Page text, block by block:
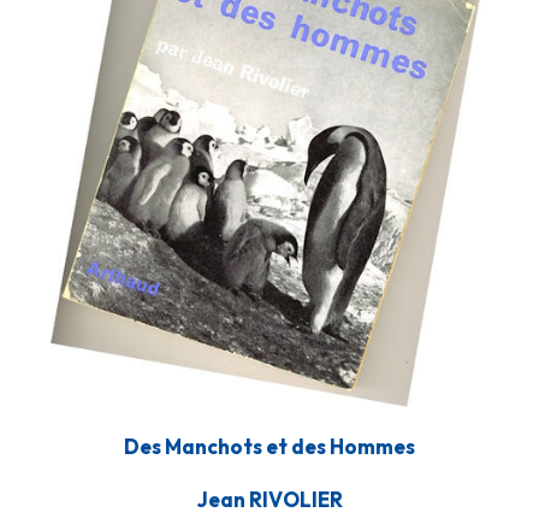
Des Manchots et des Hommes
Jean RIVOLIER